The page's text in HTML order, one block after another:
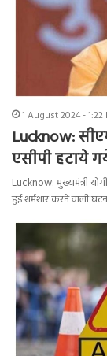
1 August 2024 - 1:22
Lucknow:
एसीपी हटाये
Lucknow: मुख्यमंत्री
हुई शर्मशार करने वाली